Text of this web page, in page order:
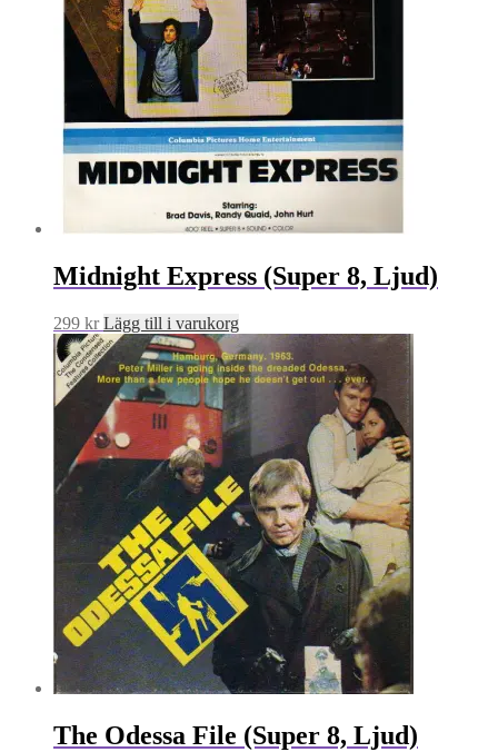
Midnight Express (Super 8, Ljud)
299 kr Lägg till i varukorg
The Odessa File (Super 8, Ljud)